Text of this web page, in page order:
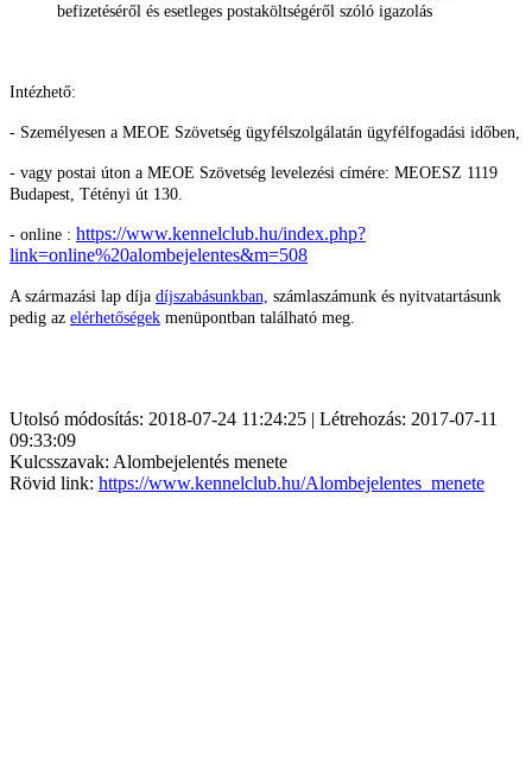
befizetéséről és esetleges postaköltségéről szóló igazolás
Intézhető:
- Személyesen a MEOE Szövetség ügyfélszolgálatán ügyfélfogadási időben,
- vagy postai úton a MEOE Szövetség levelezési címére: MEOESZ 1119
Budapest, Tétényi út 130.
- online : https://www.kennelclub.hu/index.php?
link=online%20alombejelentes&m=508
A származási lap díja díjszabásunkban, számlaszámunk és nyitvatartásunk
pedig az elérhetőségek menüpontban található meg.
Utolsó módosítás: 2018-07-24 11:24:25 | Létrehozás: 2017-07-11
09:33:09
Kulcsszavak: Alombejelentés menete
Rövid link: https://www.kennelclub.hu/Alombejelentes_menete